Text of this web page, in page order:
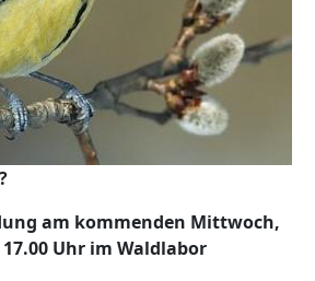
am kommenden Mittwoch,
Uhr im Waldlabor